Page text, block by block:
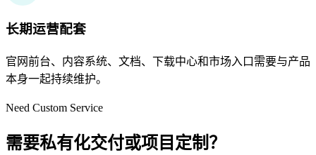
长期运营配套
官网前台、内容系统、文档、下载中心和市场入口需要与产品
本身一起持续维护。
Need Custom Service
需要私有化交付或项目定制？